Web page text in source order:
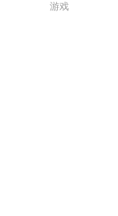
游戏